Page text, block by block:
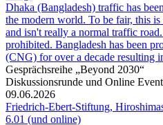
Dhaka (Bangladesh) traffic has
the modern world. To be fair, this
and isn't really a normal traffic
prohibited. Bangladesh has been
(CNG) for over a decade resulting
Gesprächsreihe „Beyond 2030“
Diskussionsrunde und Online
09.06.2026
Friedrich-Ebert-Stiftung,
6.01 (und online)